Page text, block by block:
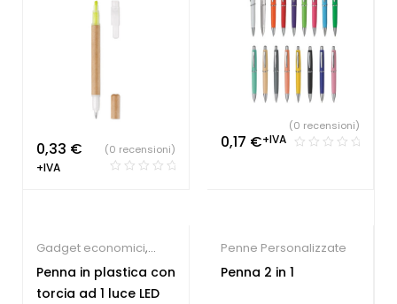
Società Sportive
0,33 €
+IVA
(0 recensioni) 0,17 €+IVA
(0 recensioni)
Gadget economici,
Penne Personalizzate
Penna in plastica con
torcia ad 1 luce LED
Penne Personalizzate
Penna 2 in 1